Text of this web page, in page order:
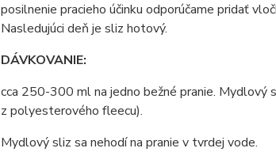
posilnenie pracieho účinku odporúčame pridať v
Nasledujúci deň je sliz hotový.
DÁVKOVANIE:
cca 250-300 ml na jedno bežné pranie. Mydlový
z polyesterového fleecu).
Mydlový sliz sa nehodí na pranie v tvrdej vode.